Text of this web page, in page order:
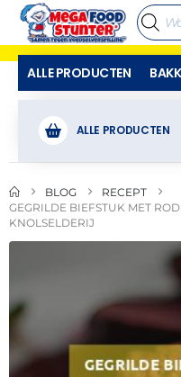
ALLE PRODUCTEN
ALLE PRODUCTEN
BLOG
RECEPT
GEGRILDE BIEFSTUK MET
KNOLSELDERIJ